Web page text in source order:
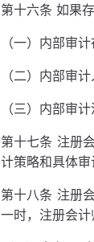
第十六条 如果
（一）内部审
（二）内部审
（三）内部审
第十七条 注册
计策略和具体
第十八条 注册
一时，注册会计